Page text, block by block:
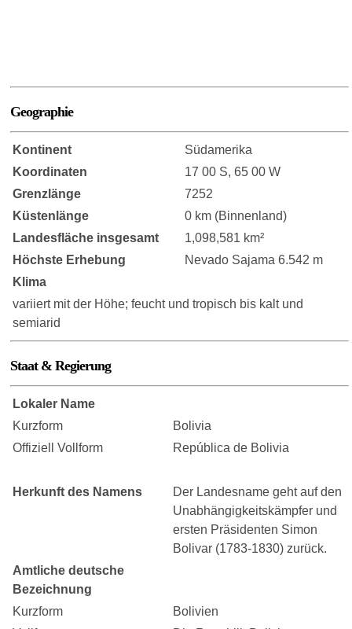
Geographie
Kontinent
Südamerika
Koordinaten
17 00 S, 65 00 W
Grenzlänge
7252
Küstenlänge
0 km (Binnenland)
Landesfläche insgesamt
1,098,581 km²
Höchste Erhebung
Nevado Sajama 6.542 m
Klima
variiert mit der Höhe; feucht und tropisch bis kalt und
semiarid
Staat & Regierung
Lokaler Name
Kurzform
Bolivia
Offiziell Vollform
República de Bolivia
Herkunft des Namens
Der Landesname geht auf den
Unabhängigkeitskämpfer und
ersten Präsidenten Simon
Bolivar (1783-1830) zurück.
Amtliche deutsche
Bezeichnung
Kurzform
Bolivien